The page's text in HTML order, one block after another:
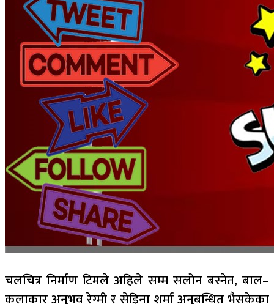
चलचित्र निर्माण टिमले अहिले सम्म सलोन बस्नेत, बाल–
कलाकार अनुभव रेग्मी र सेड्रिना शर्मा अनुबन्धित भैसकेका